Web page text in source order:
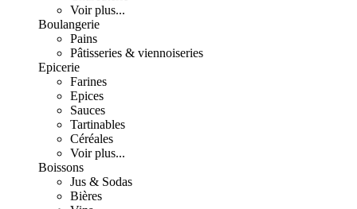
Voir plus...
Boulangerie
Pains
Pâtisseries & viennoiseries
Epicerie
Farines
Epices
Sauces
Tartinables
Céréales
Voir plus...
Boissons
Jus & Sodas
Bières